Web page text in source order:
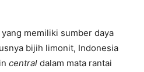
memiliki sumber daya
bijih limonit, Indonesia
central dalam mata rantai